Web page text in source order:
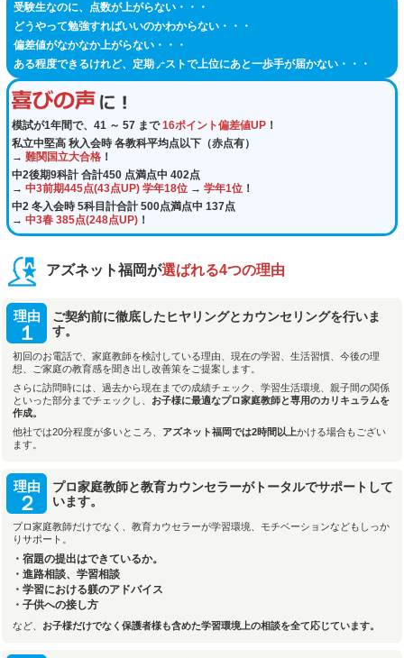
受験生なのに、点数が上がらない・・・
どうやって勉強すればいいのかわからない・・・
偏差値がなかなか上がらない・・・
ある程度できるけれど、定期テストで上位にあと一歩手が届かない・・・
模試が1年間で、41 ～ 57 まで16ポイント偏差値UP ！
私立中堅高 秋入会時 各教科平均点以下（赤点有）
→ 難関国立大合格 ！
中2後期9科計 合計450 点満点中 402点
→ 中3前期445点(43点UP) 学年18位 → 学年1位 ！
中2 冬入会時 5科目計合計 500点満点中 137点
→ 中3春 385点(248点UP) ！
アズネット福岡が選ばれる4つの理由
理由
１
ご契約前に徹底したヒヤリングとカウンセリングを行いま
す。
初回のお電話で、家庭教師を検討している理由、現在の学習、生活習慣、今後の理
想、ご家庭の教育感を聞き出し改善策をご提案します。
さらに訪問時には、過去から現在までの成績チェック、学習生活環境、親子間の関係
といった部分までチェックし、 お子様に最適なプロ家庭教師と専用のカリキュラムを
作成。
他社では20分程度が多いところ、 アズネット福岡では2時間以上かける場合もござい
ます。
理由
２
プロ家庭教師と教育カウンセラーがトータルでサポートして
います。
プロ家庭教師だけでなく、教育カウセラーが学習環境、モチベーションなどもしっか
りサポート。
・宿題の提出はできているか。
・進路相談、学習相談
・学習における躾のアドバイス
・子供への接し方
など、 お子様だけでなく保護者様も含めた学習環境上の相談を全て応じています。